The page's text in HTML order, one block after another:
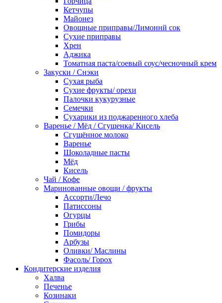
Кетчупы
Майонез
Овощные приправы/Лимоннй сок
Сухие приправы
Хрен
Аджика
Томатная паста/соевый соус/чесночный крем
Закуски / Снэки
Сухая рыба
Сухие фрукты/ орехи
Палочки кукурузные
Семечки
Сухарики из поджаренного хлеба
Варенье / Мёд / Сгущенка/ Кисель
Сгущённое молоко
Варенье
Шоколадные пасты
Мёд
Кисель
Чай / Кофе
Маринованные овощи / фрукты
Ассорти/Лечо
Патиссоны
Огурцы
Грибы
Помидоры
Арбузы
Оливки/ Маслины
Фасоль/ Горох
Кондитерские изделия
Халва
Печенье
Козинаки